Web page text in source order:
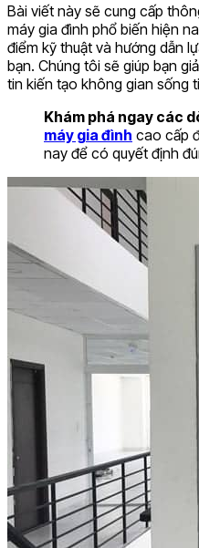
Bài viết này sẽ cung cấp
máy gia đình phổ biến hiện
điểm kỹ thuật và hướng dẫn
bạn. Chúng tôi sẽ giúp bạn
tin kiến tạo không gian sống
Khám phá ngay các
máy gia đình cao cấp
nay để có quyết định